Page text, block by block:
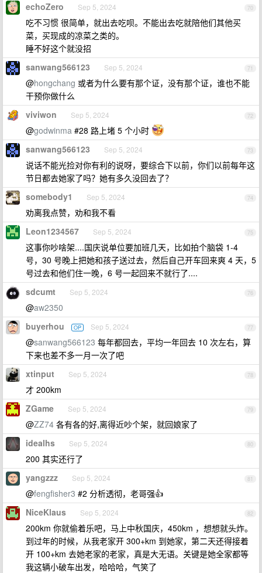
70
echoZero Sep 5, 2024
吃不习惯 很简单，就出去吃呗。不能出去吃就陪他们其他买
菜，买现成的凉菜之类的。
睡不好这个就没招
71
sanwang566123 Sep 5, 2024
@hongchang 或者为什么要有那个证，没有那个证，谁也不能
干预你做什么
72
viviwon Sep 5, 2024
@godwinma #28 路上堵 5 个小时
73
sanwang566123 Sep 5, 2024
说话不能光捡对你有利的说呀，要综合下以前，你们以前每年这
节日都去她家了吗？她有多久没回去了？
74
somebody1 Sep 5, 2024
劝离我点赞，劝和我不看
75
Leon1234567 Sep 5, 2024
这事你吵啥架....国庆说单位要加班几天，比如拍个脑袋 1-4
号，30 号晚上把她和孩子送过去，然后自己开车回来爽 4 天，5
号过去和他们住一晚，6 号一起回来不就行了....
76
sdcumt Sep 5, 2024
@aw2350
77
buyerhou OP Sep 5, 2024
@sanwang566123 每年都回去，平均一年回去 10 次左右，算
下来也差不多一月一次了吧
78
xtinput Sep 5, 2024
才 200km
79
ZGame Sep 5, 2024
@ZZ74 各有各的好,离得近吵个架，就回娘家了
80
idealhs Sep 5, 2024
200 其实还行了
81
yangzzz Sep 5, 2024
@fengfisher3 #2 分析透彻，老哥强👍
82
NiceKlaus Sep 5, 2024
200km 你就偷着乐吧，马上中秋国庆，450km ，想想就头炸。
到过年的时候，从我老家开 300+km 到她家，第二天还得接着
开 100+km 去她老家的老家，真是大无语。关键是她全家都等
我这辆小破车出发，哈哈哈，气笑了